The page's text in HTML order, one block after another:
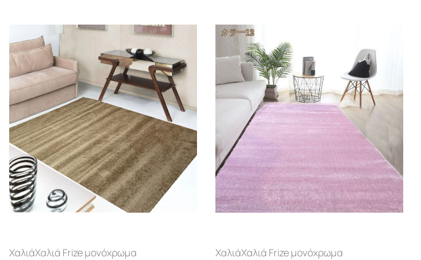
ΧαλιάΧαλιά Frize μονόχρωμα ΧαλιάΧαλιά Frize μονόχρωμα